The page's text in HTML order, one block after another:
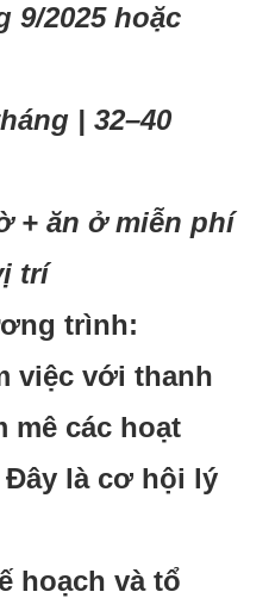
9/2025 hoặc
| 32–40
+ ăn ở miễn phí
trí
trình:
việc với thanh
mê các hoạt
là cơ hội lý
hoạch và tổ